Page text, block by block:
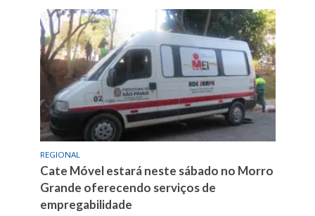
REGIONAL
Cate Móvel estará neste sábado no Morro
Grande oferecendo serviços de
empregabilidade